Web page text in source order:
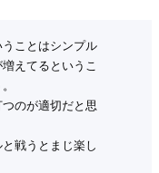
ことはシンプル
えてるというこ
のが適切だと思
戦うとまじ楽し